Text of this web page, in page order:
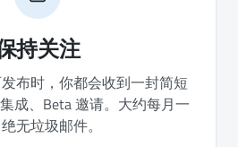
持关注
布时，你都会收到一封简短
成、Beta 邀请。大约每月一
无垃圾邮件。